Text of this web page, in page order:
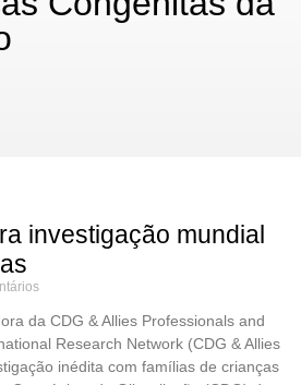
investigação mundial
da CDG & Allies Professionals and
Research Network (CDG & Allies
inédita com famílias de crianças